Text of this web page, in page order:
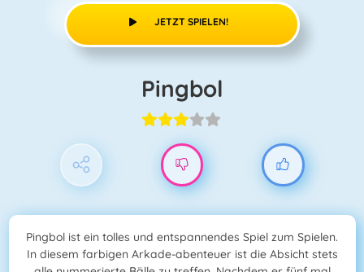
JETZT SPIELEN!
Pingbol
Pingbol ist ein tolles und entspannendes Spiel zum Spielen.
In diesem farbigen Arkade-abenteuer ist die Absicht stets